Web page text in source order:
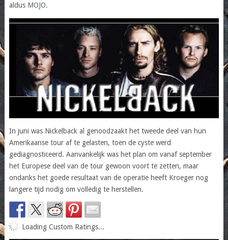
aldus MOJO.
In juni was Nickelback al genoodzaakt het tweede deel van hun
Amerikaanse tour af te gelasten, toen de cyste werd
gediagnosticeerd. Aanvankelijk was het plan om vanaf september
het Europese deel van de tour gewoon voort te zetten, maar
ondanks het goede resultaat van de operatie heeft Kroeger nog
langere tijd nodig om volledig te herstellen.
Loading Custom Ratings...